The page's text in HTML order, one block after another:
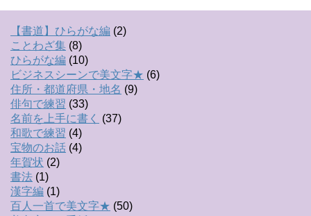
【書道】ひらがな編 (2)
ことわざ集 (8)
ひらがな編 (10)
ビジネスシーンで美文字★ (6)
住所・都道府県・地名 (9)
俳句で練習 (33)
名前を上手に書く
(37)
和歌で練習 (4)
宝物のお話 (4)
年賀状 (2)
書法 (1)
漢字編 (1)
百人一首で美文字★ (50)